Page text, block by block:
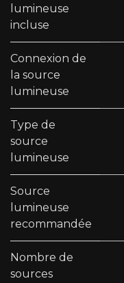
lumineuse
incluse
Connexion de
la source
lumineuse
Type de
source
lumineuse
Source
lumineuse
recommandée
Nombre de
sources